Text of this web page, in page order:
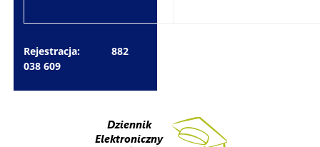
Rejestracja: 882
038 609